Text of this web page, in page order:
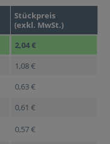
Stückpreis
(exkl. MwSt.)
2,04 €
1,08 €
0,63 €
0,61 €
0,57 €